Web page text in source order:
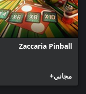
Zaccaria Pinball
مجاني+